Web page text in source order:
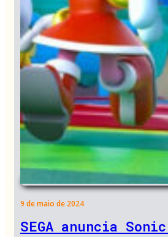
9 de maio de 2024
SEGA anuncia